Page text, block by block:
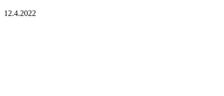
12.4.2022